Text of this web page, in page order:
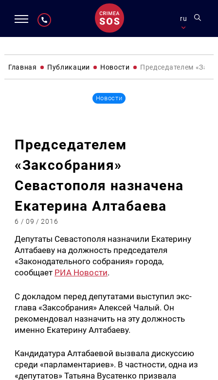
ru
Главная Публикации Новости Председателем
Новости
Председателем
«Заксобрания»
Севастополя назначена
Екатерина Алтабаева
6 / 09 / 2016
Депутаты Севастополя назначили Екатерину
Алтабаеву на должность председателя
«Законодательного собрания» города,
сообщает РИА Новости.
С докладом перед депутатами выступил экс-
глава «Заксобрания» Алексей Чалый. Он
рекомендовал назначить на эту должность
именно Екатерину Алтабаеву.
Кандидатура Алтабаевой вызвала дискуссию
среди «парламентариев». В частности, одна из
«депутатов» Татьяна Вусатенко призвала